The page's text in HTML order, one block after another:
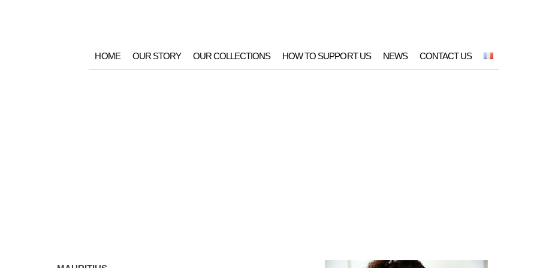
HOME OUR STORY OUR COLLECTIONS HOW TO SUPPORT US NEWS CONTACT US